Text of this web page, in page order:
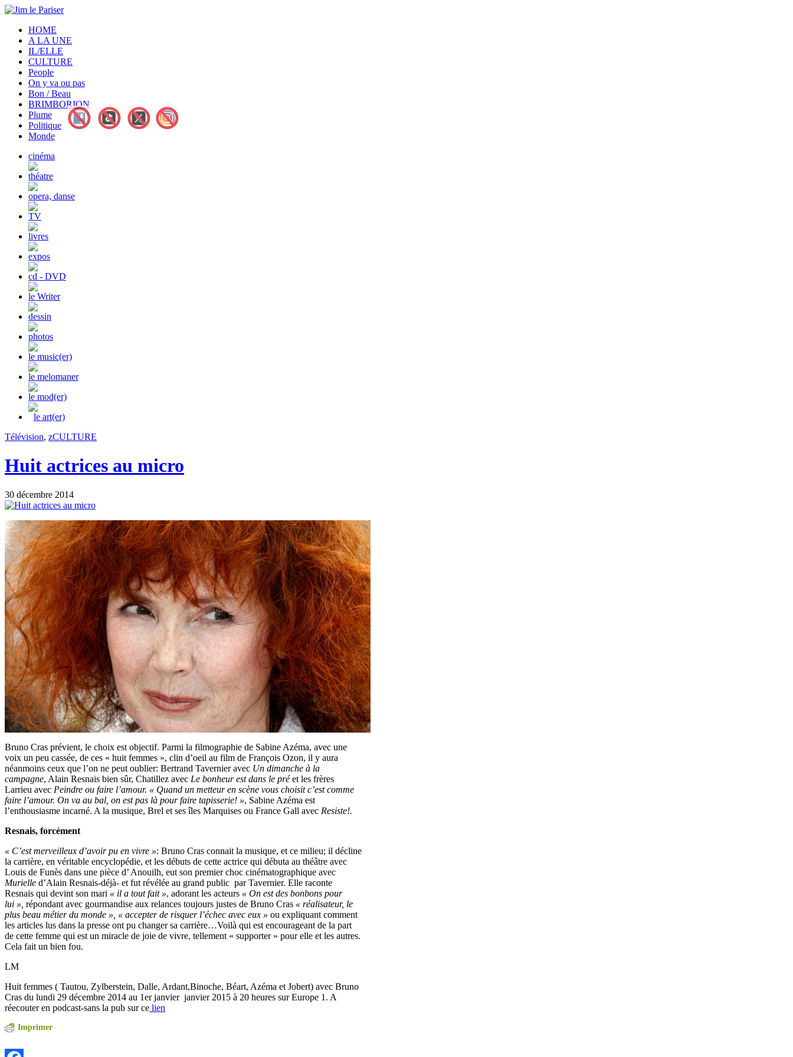
HOME
A LA UNE
IL/ELLE
CULTURE
People
On y va ou pas
Bon / Beau
BRIMBORION
Plume
Politique
Monde
cinéma
théatre
opera, danse
TV
livres
expos
cd - DVD
le Writer
dessin
photos
le music(er)
le melomaner
le mod(er)
le art(er)
Télévision, zCULTURE
Huit actrices au micro
30 décembre 2014
Bruno Cras prévient, le choix est objectif. Parmi la filmographie de Sabine Azéma, avec une
voix un peu cassée, de ces « huit femmes », clin d’oeil au film de François Ozon, il y aura
néanmoins ceux que l’on ne peut oublier: Bertrand Tavernier avec Un dimanche à la
campagne, Alain Resnais bien sûr, Chatillez avec Le bonheur est dans le préet les frères
Larrieu avec Peindre ou faire l’amour. « Quand un metteur en scène vous choisit c’est comme
faire l’amour. On va au bal, on est pas là pour faire tapisserie! », Sabine Azéma est
l’enthousiasme incarné. A la musique, Brel et ses îles Marquises ou France Gall avec Resiste!.
Resnais, forcément
« C’est merveilleux d’avoir pu en vivre »: Bruno Cras connait la musique, et ce milieu; il décline
la carrière, en véritable encyclopédie, et les débuts de cette actrice qui débuta au théâtre avec
Louis de Funès dans une pièce d’ Anouilh, eut son premier choc cinématographique avec
Murielle d’Alain Resnais-déjà- et fut révélée au grand public par Tavernier. Elle raconte
Resnais qui devint son mari « il a tout fait », adorant les acteurs « On est des bonbons pour
lui », répondant avec gourmandise aux relances toujours justes de Bruno Cras « réalisateur, le
plus beau métier du monde », « accepter de risquer l’échec avec eux » ou expliquant comment
les articles lus dans la presse ont pu changer sa carrière…Voilà qui est encourageant de la part
de cette femme qui est un miracle de joie de vivre, tellement « supporter » pour elle et les autres.
Cela fait un bien fou.
LM
Huit femmes ( Tautou, Zylberstein, Dalle, Ardant,Binoche, Béart, Azéma et Jobert) avec Bruno
Cras du lundi 29 décembre 2014 au 1er janvier janvier 2015 à 20 heures sur Europe 1. A
réecouter en podcast-sans la pub sur ce lien
Imprimer